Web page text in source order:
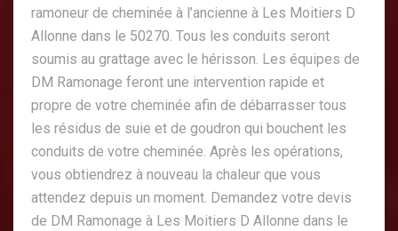
ramoneur de cheminée à l’ancienne à Les Moitiers D
Allonne dans le 50270. Tous les conduits seront
soumis au grattage avec le hérisson. Les équipes de
DM Ramonage feront une intervention rapide et
propre de votre cheminée afin de débarrasser tous
les résidus de suie et de goudron qui bouchent les
conduits de votre cheminée. Après les opérations,
vous obtiendrez à nouveau la chaleur que vous
attendez depuis un moment. Demandez votre devis
de DM Ramonage à Les Moitiers D Allonne dans le